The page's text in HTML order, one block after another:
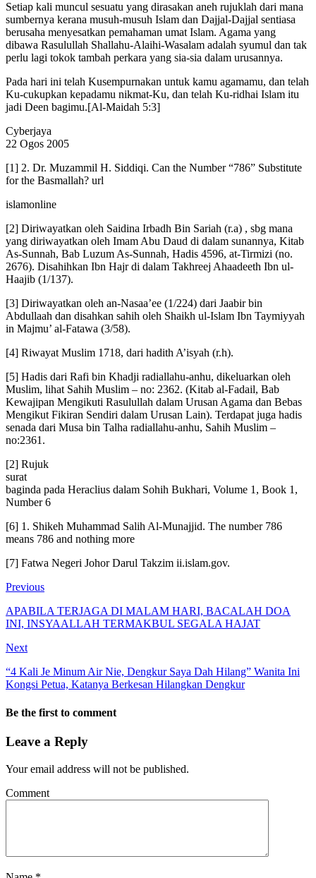
Setiap kali muncul sesuatu yang dirasakan aneh rujuklah dari mana
sumbernya kerana musuh-musuh Islam dan Dajjal-Dajjal sentiasa
berusaha menyesatkan pemahaman umat Islam. Agama yang
dibawa Rasulullah Shallahu-Alaihi-Wasalam adalah syumul dan tak
perlu lagi tokok tambah perkara yang sia-sia dalam urusannya.
Pada hari ini telah Kusempurnakan untuk kamu agamamu, dan telah
Ku-cukupkan kepadamu nikmat-Ku, dan telah Ku-ridhai Islam itu
jadi Deen bagimu.[Al-Maidah 5:3]
Cyberjaya
22 Ogos 2005
[1] 2. Dr. Muzammil H. Siddiqi. Can the Number “786” Substitute
for the Basmallah? url
islamonline
[2] Diriwayatkan oleh Saidina Irbadh Bin Sariah (r.a) , sbg mana
yang diriwayatkan oleh Imam Abu Daud di dalam sunannya, Kitab
As-Sunnah, Bab Luzum As-Sunnah, Hadis 4596, at-Tirmizi (no.
2676). Disahihkan Ibn Hajr di dalam Takhreej Ahaadeeth Ibn ul-
Haajib (1/137).
[3] Diriwayatkan oleh an-Nasaa’ee (1/224) dari Jaabir bin
Abdullaah dan disahkan sahih oleh Shaikh ul-Islam Ibn Taymiyyah
in Majmu’ al-Fatawa (3/58).
[4] Riwayat Muslim 1718, dari hadith A’isyah (r.h).
[5] Hadis dari Rafi bin Khadji radiallahu-anhu, dikeluarkan oleh
Muslim, lihat Sahih Muslim – no: 2362. (Kitab al-Fadail, Bab
Kewajipan Mengikuti Rasulullah dalam Urusan Agama dan Bebas
Mengikut Fikiran Sendiri dalam Urusan Lain). Terdapat juga hadis
senada dari Musa bin Talha radiallahu-anhu, Sahih Muslim –
no:2361.
[2] Rujuk
surat
baginda pada Heraclius dalam Sohih Bukhari, Volume 1, Book 1,
Number 6
[6] 1. Shikeh Muhammad Salih Al-Munajjid. The number 786
means 786 and nothing more
[7] Fatwa Negeri Johor Darul Takzim ii.islam.gov.
Previous
APABILA TERJAGA DI MALAM HARI, BACALAH DOA
INI, INSYAALLAH TERMAKBUL SEGALA HAJAT
Next
“4 Kali Je Minum Air Nie, Dengkur Saya Dah Hilang” Wanita Ini
Kongsi Petua, Katanya Berkesan Hilangkan Dengkur
Be the first to comment
Leave a Reply
Your email address will not be published.
Comment